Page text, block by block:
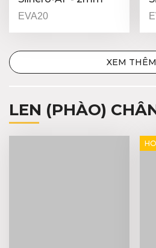
EVA20
XEM THÊM
LEN (PHÀO)